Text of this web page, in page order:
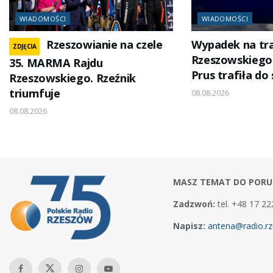
WIADOMOŚCI
ZDJĘCIA
Rzeszowianie na czele
35. MARMA Rajdu
Rzeszowskiego. Rzeźnik
triumfuje
08.08.2026
WIADOMOŚCI
Wypadek na
Prus trafiła do
08.08.2026
MASZ TEMAT DO
Zadzwoń: tel. +48 17
Napisz: